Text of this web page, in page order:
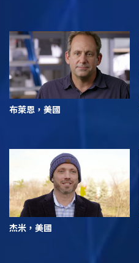
布萊恩，美國
杰米，美國